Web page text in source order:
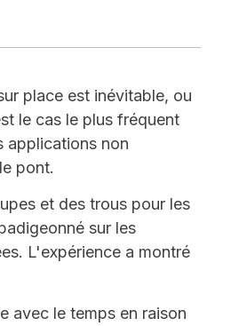
place est inévitable, ou
le cas le plus fréquent
applications non
pont.
et des trous pour les
sur les
L'expérience a montré
avec le temps en raison